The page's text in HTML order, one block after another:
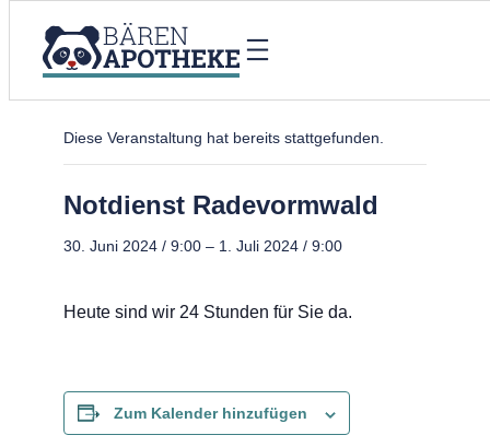
« Alle Veranstaltungen
Diese Veranstaltung hat bereits stattgefunden.
Notdienst Radevormwald
30. Juni 2024 / 9:00 – 1. Juli 2024 / 9:00
Heute sind wir 24 Stunden für Sie da.
Zum Kalender hinzufügen